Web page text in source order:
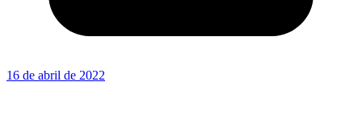
16 de abril de 2022